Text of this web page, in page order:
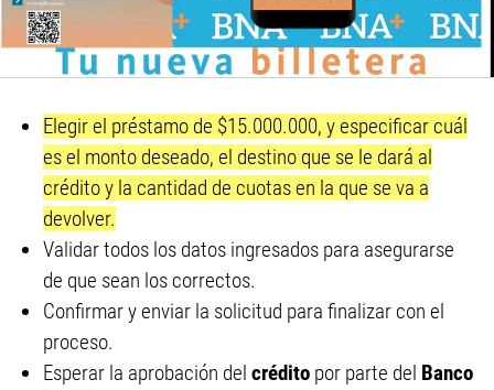
Elegir el préstamo de $15.000.000, y especificar cuál
es el monto deseado, el destino que se le dará al
crédito y la cantidad de cuotas en la que se va a
devolver.
Validar todos los datos ingresados para asegurarse
de que sean los correctos.
Confirmar y enviar la solicitud para finalizar con el
proceso.
Esperar la aprobación del crédito por parte del Banco